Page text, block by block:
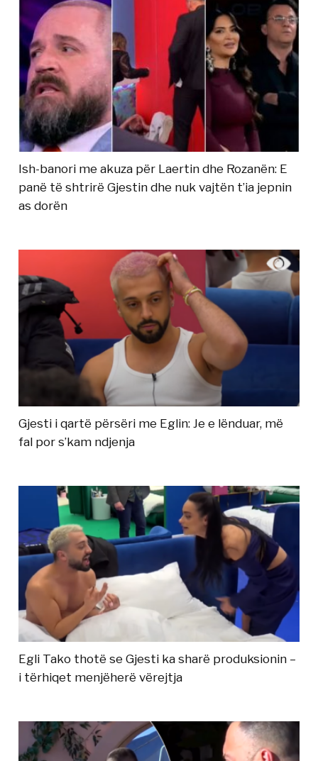
Ish-banori me akuza për Laertin dhe Rozanën: E
panë të shtrirë Gjestin dhe nuk vajtën t’ia jepnin
as dorën
Gjesti i qartë përsëri me Eglin: Je e lënduar, më
fal por s’kam ndjenja
Egli Tako thotë se Gjesti ka sharë produksionin –
i tërhiqet menjëherë vërejtja